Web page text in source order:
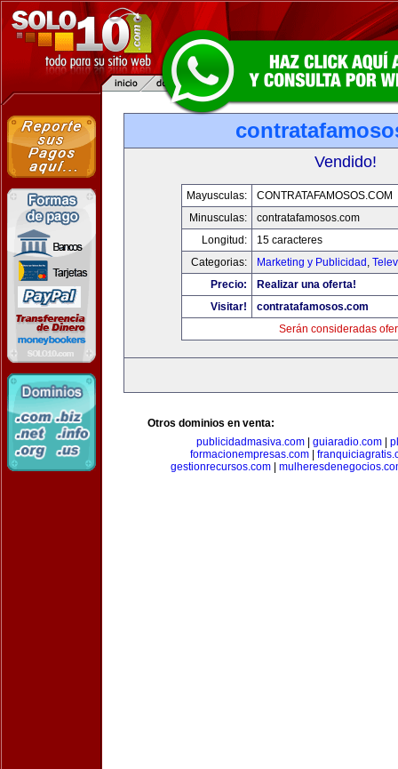
Vendido!
Mayusculas:
CONTRATAFAMOSOS.COM
Minusculas:
contratafamosos.com
Longitud:
15 caracteres
Categorias:
Marketing y Publicidad ,
Precio:
Realizar una oferta!
Visitar!
contratafamosos.com
Serán consideradas
Otros dominios en venta:
publicidadmasiva.com
guiaradio.com
formacionempresas.com|
gestionrecursos.com|